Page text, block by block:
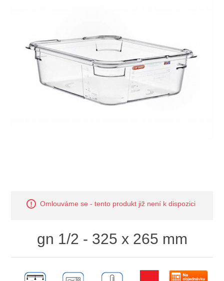
Omlouváme se - tento produkt již není k dispozici
gn 1/2 - 325 x 265 mm